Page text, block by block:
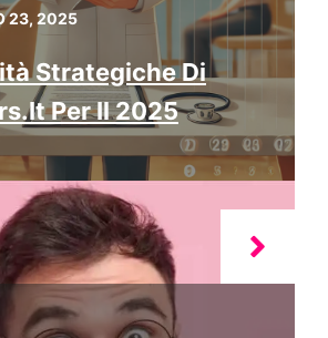
23, 2025
Strategiche Di
Per Il 2025